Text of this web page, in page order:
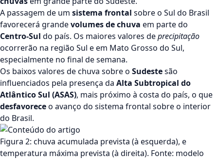
A passagem de um sistema frontal sobre o Sul do Brasil
favorecerá grandevolumes de chuva em parte do
Centro-Sul do país. Os maiores valores deprecipitação
ocorrerão na região Sul e em Mato Grosso do Sul,
especialmente no final de semana.
Os baixos valores de chuva sobre o Sudestesão
influenciados pela presença da Alta Subtropical do
Atlântico Sul (ASAS), mais próximo à costa do país, o que
desfavoreceo avanço do sistema frontal sobre o interior
do Brasil.
Figura 2: chuva acumulada prevista (à esquerda), e
temperatura máxima prevista (à direita). Fonte: modelo